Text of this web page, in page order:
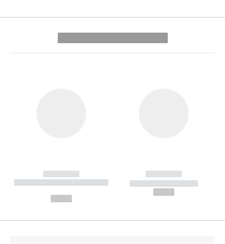
------------
----------- ----------- --------
------------
----------- -----------